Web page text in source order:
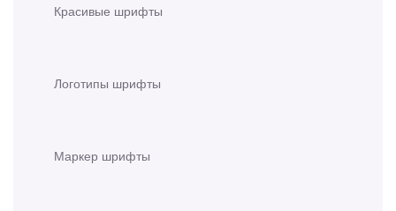
Красивые шрифты
Логотипы шрифты
Маркер шрифты